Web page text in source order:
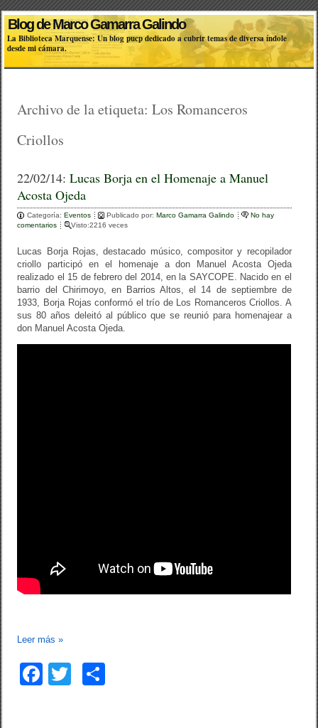
Blog de Marco Gamarra Galindo
La Biblioteca Marquense: Un blog pucp dedicado a cubrir temas de diversa índole
desde mi cámara.
Archivo de la etiqueta:Los Romanceros
Criollos
22/02/14:Lucas Borja en el Homenaje a Manuel
Acosta Ojeda
Categoría:Eventos Publicado por:Marco Gamarra Galindo
No hay
comentarios
Visto:2216 veces
Lucas Borja Rojas, destacado músico, compositor y recopilador
criollo participó en el homenaje a don Manuel Acosta Ojeda
realizado el 15 de febrero del 2014, en la SAYCOPE. Nacido en el
barrio del Chirimoyo, en Barrios Altos, el 14 de septiembre de
1933, Borja Rojas conformó el trío de Los Romanceros Criollos. A
sus 80 años deleitó al público que se reunió para homenajear a
don Manuel Acosta Ojeda.
Leer más»
F